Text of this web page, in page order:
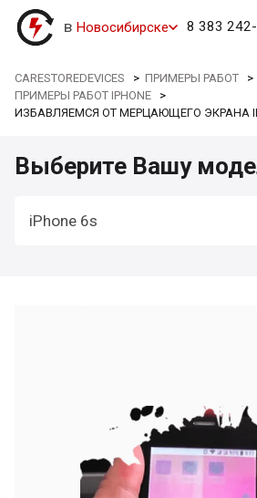
в Новосибирске 8 383
CARESTOREDEVICES >ПРИМЕРЫ РАБОТ >
ПРИМЕРЫ РАБОТ IPHONE >
ИЗБАВЛЯЕМСЯ ОТ МЕРЦАЮЩЕГО ЭКРАНА
Выберите Вашу
iPhone 6s